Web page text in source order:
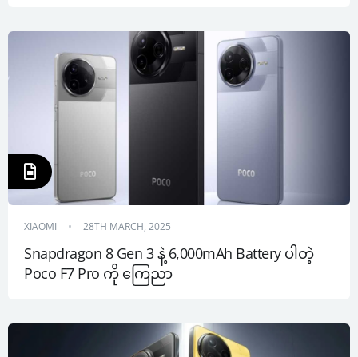
XIAOMI 28TH MARCH, 2025
Snapdragon 8 Gen 3 နဲ့ 6,000mAh Battery ပါတဲ့
Poco F7 Pro ကို ကြေညာ